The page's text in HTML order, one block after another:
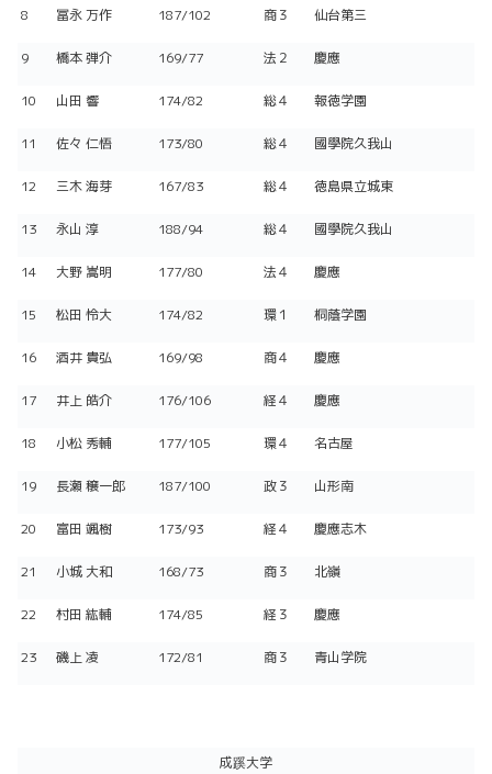
8 冨永 万作 187/102 商３ 仙台第三
9 橋本 弾介 169/77 法２ 慶應
10 山田 響 174/82 総４ 報徳学園
11 佐々 仁悟 173/80 総４ 國學院久我山
12 三木 海芽 167/83 総４ 徳島県立城東
13 永山 淳 188/94 総４ 國學院久我山
14 大野 嵩明 177/80 法４ 慶應
15 松田 怜大 174/82 環１ 桐蔭学園
16 酒井 貴弘 169/98 商４ 慶應
17 井上 皓介 176/106 経４ 慶應
18 小松 秀輔 177/105 環４ 名古屋
19 長瀬 穣一郎 187/100 政３ 山形南
20 富田 颯樹 173/93 経４ 慶應志木
21 小城 大和 168/73 商３ 北嶺
22 村田 紘輔 174/85 経３ 慶應
23 磯上 凌 172/81 商３ 青山学院
成蹊大学